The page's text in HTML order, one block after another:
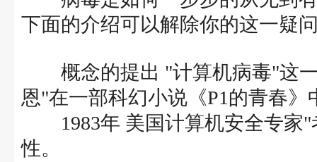
下面的介绍可以解除你的这一疑
概念的提出 "计算机病毒"这一
恩"在一部科幻小说《P1的青春》
1983年 美国计算机安全专家"
性。